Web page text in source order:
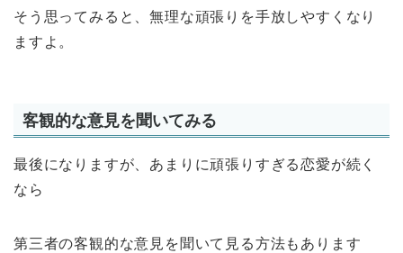
そう思ってみると、無理な頑張りを手放しやすくなり
ますよ。
客観的な意見を聞いてみる
最後になりますが、あまりに頑張りすぎる恋愛が続く
なら
第三者の客観的な意見を聞いて見る方法もあります